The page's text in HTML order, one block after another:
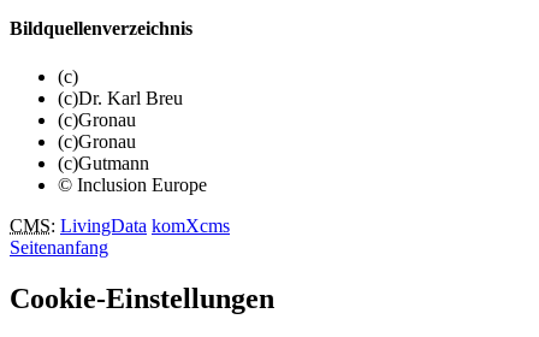
Bildquellenverzeichnis
(c)
(c)Dr. Karl Breu
(c)Gronau
(c)Gronau
(c)Gutmann
© Inclusion Europe
CMS: LivingData komXcms
Seitenanfang
Cookie-Einstellungen